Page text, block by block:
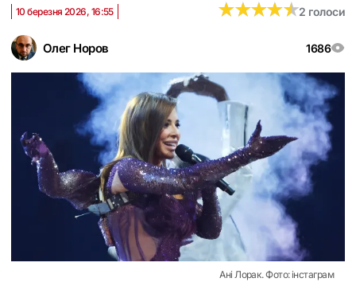
Олег Норов 1686
10 березня 2026, 16:55 ★★★★★
★★★★★2 голоси
Ані Лорак. Фото: інстаграм